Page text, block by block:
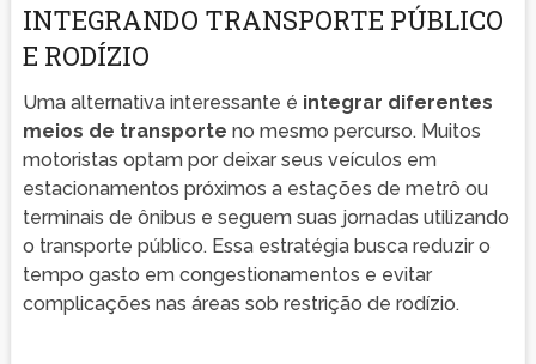
INTEGRANDO TRANSPORTE PÚBLICO
E RODÍZIO
Uma alternativa interessante é integrar diferentes
meios de transporte no mesmo percurso. Muitos
motoristas optam por deixar seus veículos em
estacionamentos próximos a estações de metrô ou
terminais de ônibus e seguem suas jornadas utilizando
o transporte público. Essa estratégia busca reduzir o
tempo gasto em congestionamentos e evitar
complicações nas áreas sob restrição de rodízio.